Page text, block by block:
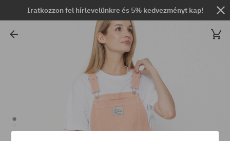
Iratkozzon fel hírlevelünkre és 5% kedvezményt kap!